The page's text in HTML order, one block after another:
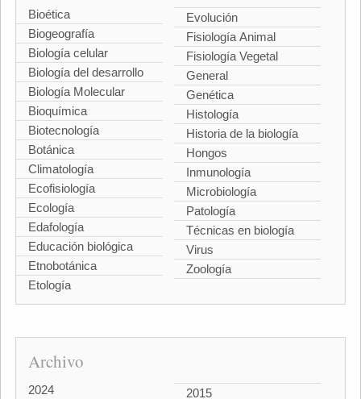
Bioética
Biogeografía
Biología celular
Biología del desarrollo
Biología Molecular
Bioquímica
Biotecnología
Botánica
Climatología
Ecofisiología
Ecología
Edafología
Educación biológica
Etnobotánica
Etología
Evolución
Fisiología Animal
Fisiología Vegetal
General
Genética
Histología
Historia de la biología
Hongos
Inmunología
Microbiología
Patología
Técnicas en biología
Virus
Zoología
Archivo
2024 2015